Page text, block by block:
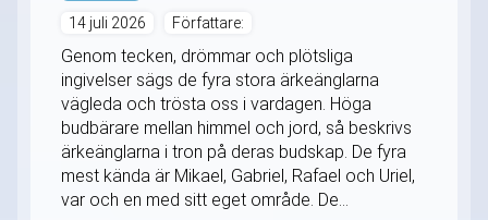
14 juli 2026 Författare:
Genom tecken, drömmar och plötsliga
ingivelser sägs de fyra stora ärkeänglarna
vägleda och trösta oss i vardagen. Höga
budbärare mellan himmel och jord, så beskrivs
ärkeänglarna i tron på deras budskap. De fyra
mest kända är Mikael, Gabriel, Rafael och Uriel,
var och en med sitt eget område. De...